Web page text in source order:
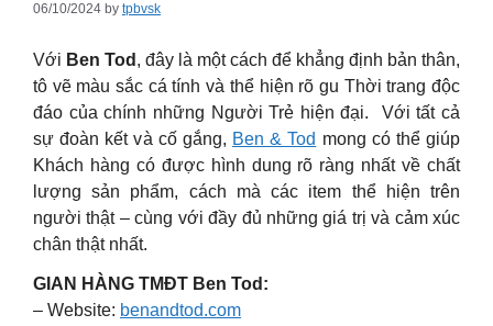
06/10/2024 by tpbvsk
Với Ben Tod , đây là một cách để khẳng định bản thân,
tô vẽ màu sắc cá tính và thể hiện rõ gu Thời trang độc
đáo của chính những Người Trẻ hiện đại. Với tất cả
sự đoàn kết và cố gắng, Ben & Tod mong có thể giúp
Khách hàng có được hình dung rõ ràng nhất về chất
lượng sản phẩm, cách mà các item thể hiện trên
người thật – cùng với đầy đủ những giá trị và cảm xúc
chân thật nhất.
GIAN HÀNG TMĐT Ben Tod:
– Website: benandtod.com